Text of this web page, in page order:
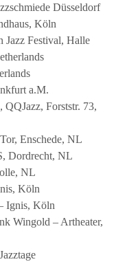
Düsseldorf
Köln
Jazz Festival, Halle
a.M.
Forststr. 73,
Enschede, NL
Dordrecht, NL
NL
Köln
Ignis, Köln
Wingold – Artheater,